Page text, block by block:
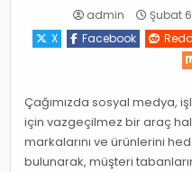
admin Şubat
X
Facebook
Çağımızda sosyal medya,
için vazgeçilmez bir araç
markalarını ve ürünlerini
bulunarak, müşteri